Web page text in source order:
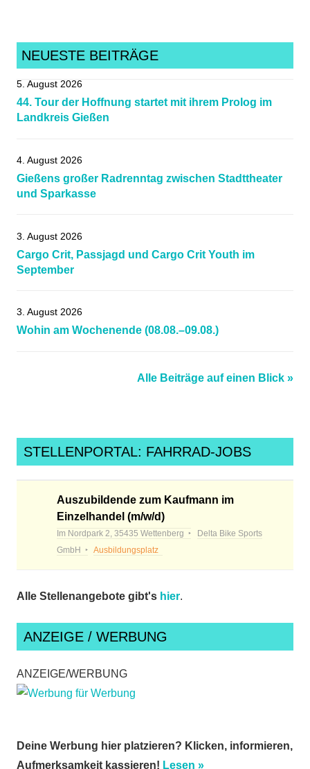
Fahrrad,
Gießen,
Klimaschutz,
LKGI ,
NEUESTE BEITRÄGE
5. August 2026
44. Tour der Hoffnung startet mit ihrem Prolog im
Landkreis Gießen
4. August 2026
Gießens großer Radrenntag zwischen Stadttheater
und Sparkasse
3. August 2026
Cargo Crit, Passjagd und Cargo Crit Youth im
September
3. August 2026
Wohin am Wochenende (08.08.–09.08.)
Alle Beiträge auf einen Blick »
STELLENPORTAL: FAHRRAD-JOBS
Auszubildende zum Kaufmann im
Einzelhandel (m/w/d)
Im Nordpark 2, 35435 Wettenberg
Delta Bike Sports
GmbH
Ausbildungsplatz
Alle Stellenangebote gibt's hier.
ANZEIGE / WERBUNG
ANZEIGE/WERBUNG
Deine Werbung hier platzieren? Klicken, informieren,
Aufmerksamkeit kassieren! Lesen »